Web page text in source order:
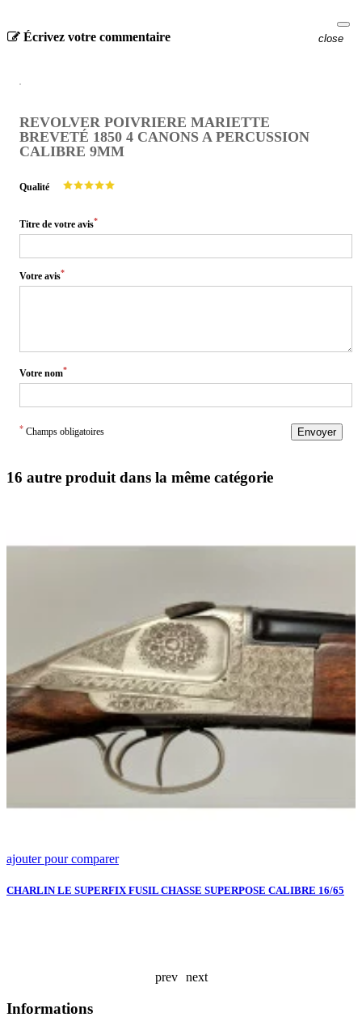
Écrivez votre commentaire close
REVOLVER POIVRIERE MARIETTE
BREVETÉ 1850 4 CANONS A PERCUSSION
CALIBRE 9MM
Qualité
Titre de votre avis*
Votre avis*
Votre nom*
* Champs obligatoires Envoyer
16 autre produit dans la même catégorie
ajouter pour comparer
CHARLIN LE SUPERFIX FUSIL CHASSE SUPERPOSE CALIBRE 16/65
prev
next
Informations